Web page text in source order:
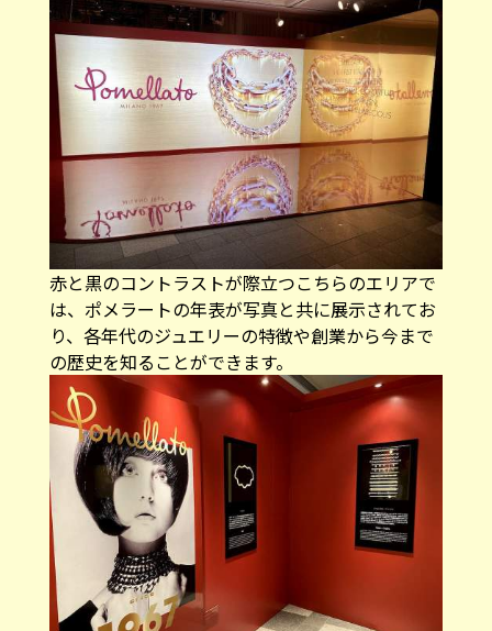
赤と黒のコントラストが際立つこちらのエリアで
は、ポメラートの年表が写真と共に展示されてお
り、各年代のジュエリーの特徴や創業から今まで
の歴史を知ることができます。